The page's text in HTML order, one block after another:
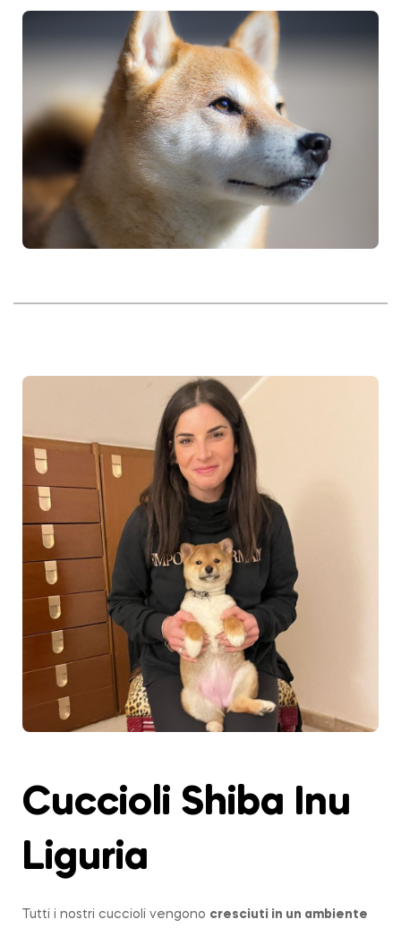
Cuccioli Shiba Inu
Liguria
Tutti i nostri cuccioli vengono cresciuti in un ambiente